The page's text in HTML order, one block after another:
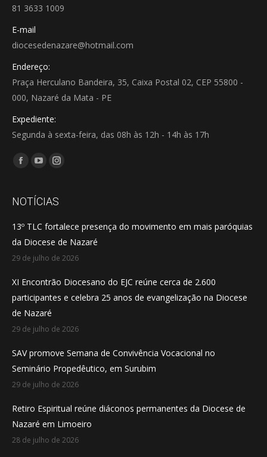
81 3633 1009
E-mail
diocesedenazare@hotmail.com
Endereço:
Praça Herculano Bandeira, 35, Caixa Postal 02, CEP 55800 -
000, Nazaré da Mata - PE
Expediente:
Segunda à sexta-feira, das 08h às 12h - 14h às 17h
Encontre-nos em:
Facebook
opens
new
window
YouTube
opens
new
window
Instagram
opens
new
window
NOTÍCIAS
13º TLC fortalece presença do movimento em mais paróquias
da Diocese de Nazaré
29 de julho de 2026
XI Encontrão Diocesano do EJC reúne cerca de 2.600
participantes e celebra 25 anos de evangelização na Diocese
de Nazaré
29 de julho de 2026
SAV promove Semana de Convivência Vocacional no
Seminário Propedêutico, em Surubim
29 de julho de 2026
Retiro Espiritual reúne diáconos permanentes da Diocese de
Nazaré em Limoeiro
28 de julho de 2026